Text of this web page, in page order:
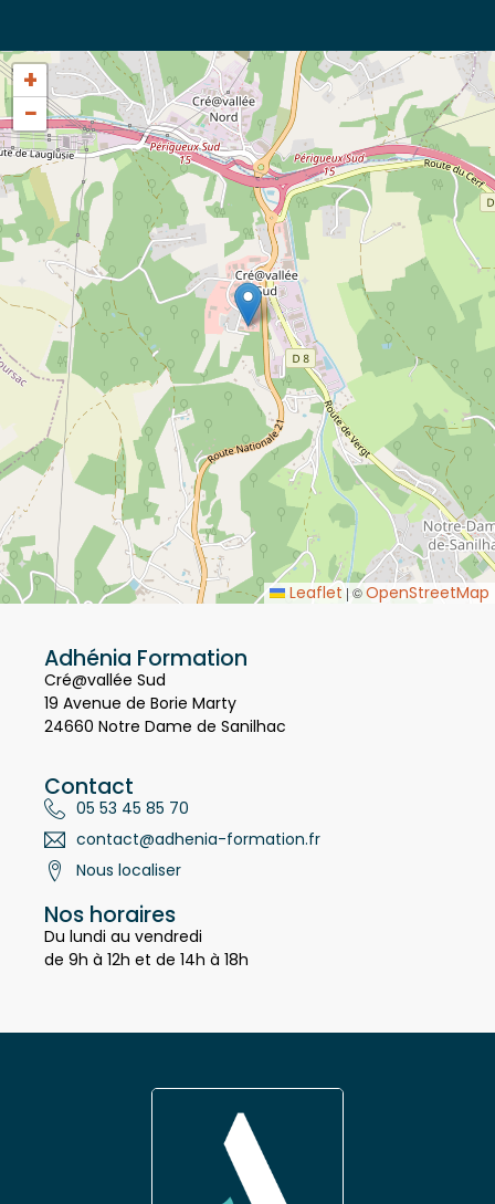
+
−
Leaflet | © OpenStreetMap
Adhénia Formation
Cré@vallée Sud
19 Avenue de Borie Marty
24660 Notre Dame de Sanilhac
Contact
05 53 45 85 70
contact@adhenia-formation.fr
Nous localiser
Nos horaires
Du lundi au vendredi
de 9h à 12h et de 14h à 18h